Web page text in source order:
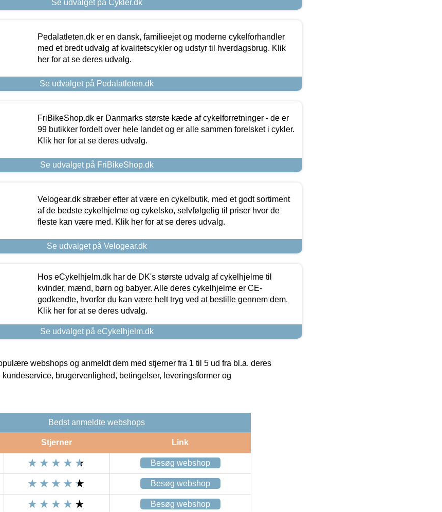
Se udvalget på Cykler.dk
Pedalatleten.dk er en dansk, familieejet og moderne cykelforhandler
med et bredt udvalg af kvalitetscykler og udstyr til hverdagsbrug. Klik
her for at se deres udvalg.
Se udvalget på Pedalatleten.dk
FriBikeShop.dk er Danmarks største kæde af cykelforretninger - de er
99 butikker fordelt over hele landet og er alle sammen forelsket i cykler.
Klik her for at se deres udvalg.
Se udvalget på FriBikeShop.dk
Velogear.dk stræber efter at være en cykelbutik, med et godt sortiment
af de bedste cykelhjelme og cykelsko, selvfølgelig til priser hvor de
fleste kan være med. Klik her for at se deres udvalg.
Se udvalget på Velogear.dk
Hos eCykelhjelm.dk har de DK's største udvalg af cykelhjelme til
kvinder, mænd, børn og babyer. Alle deres cykelhjelme er CE-
godkendte, hvorfor du kan være helt tryg ved at bestille gennem dem.
Klik her for at se deres udvalg.
Se udvalget på eCykelhjelm.dk
webshops og anmeldt dem med stjerner fra 1 til 5 ud fra bl.a. deres
brugervenlighed, betingelser, leveringsformer og
Bedst anmeldte webshops
Stjerner Link
Besøg webshop
Besøg webshop
Besøg webshop